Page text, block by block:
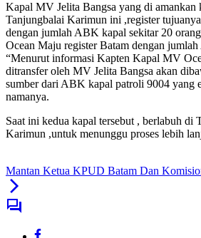
Kapal MV Jelita Bangsa yang di amankan
Tanjungbalai Karimun ini ,register
dengan jumlah ABK kapal sekitar 20
Ocean Maju register Batam dengan
“Menurut informasi Kapten Kapal MV
ditransfer oleh MV Jelita Bangsa akan
sumber dari ABK kapal patroli 9004 yang
namanya.
Saat ini kedua kapal tersebut , berlabuh di
Karimun ,untuk menunggu proses lebih
Mantan Ketua KPUD Batam Dan